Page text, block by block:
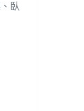
臥